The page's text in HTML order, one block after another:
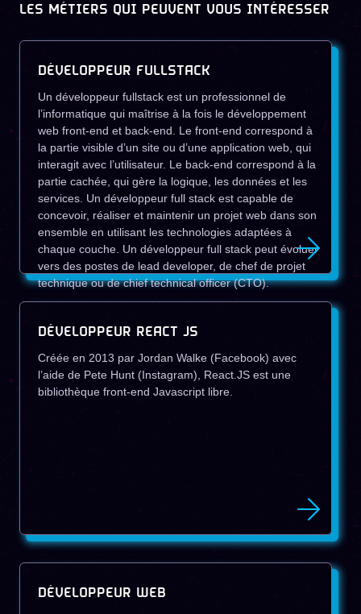
LES MÉTIERS QUI PEUVENT VOUS INTÉRESSER
DÉVELOPPEUR FULLSTACK
Un développeur fullstack est un professionnel de
l’informatique qui maîtrise à la fois le développement
web front-end et back-end. Le front-end correspond à
la partie visible d’un site ou d’une application web, qui
interagit avec l’utilisateur. Le back-end correspond à la
partie cachée, qui gère la logique, les données et les
services. Un développeur full stack est capable de
concevoir, réaliser et maintenir un projet web dans son
ensemble en utilisant les technologies adaptées à
chaque couche. Un développeur full stack peut évoluer
vers des postes de lead developer, de chef de projet
technique ou de chief technical officer (CTO).
DÉVELOPPEUR REACT JS
Créée en 2013 par Jordan Walke (Facebook) avec
l’aide de Pete Hunt (Instagram), React.JS est une
bibliothèque front-end Javascript libre.
DÉVELOPPEUR WEB